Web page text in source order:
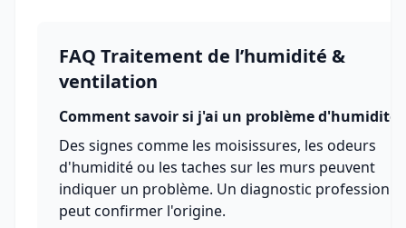
FAQ Traitement de l’humidité &
ventilation
Comment savoir si j'ai un problème d'humidité
Des signes comme les moisissures, les odeurs
d'humidité ou les taches sur les murs peuvent
indiquer un problème. Un diagnostic
peut confirmer l'origine.